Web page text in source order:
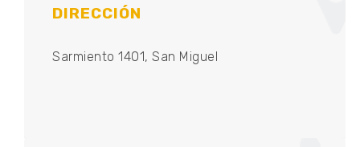
DIRECCIÓN
Sarmiento 1401, San Miguel